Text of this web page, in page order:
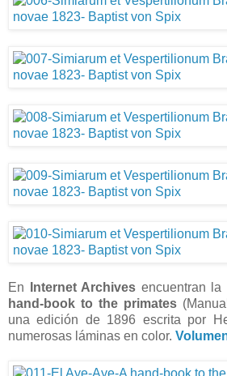
En Internet Archives encuentran
hand-book to the primates
una edición de 1896 escrita por
numerosas láminas en color.